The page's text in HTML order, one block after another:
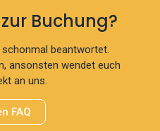
Buchung?
beantwortet.
ansonsten wendet euch
an uns.
FAQ